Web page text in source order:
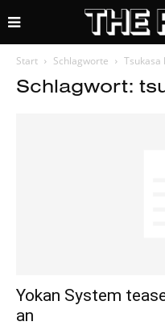
Start Schlagworte Tsukasa
Schlagwort:
Yokan System
an